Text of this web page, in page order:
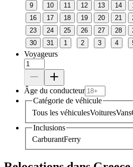
9
10 11 12 13 14
16
17 18 19 20 21
23
24 25 26 27 28
30
31 1 2 3 4
Voyageurs
Âge du conducteur
Catégorie de véhicule
Tous les véhiculesVoituresVans
Inclusions
CarburantFerry